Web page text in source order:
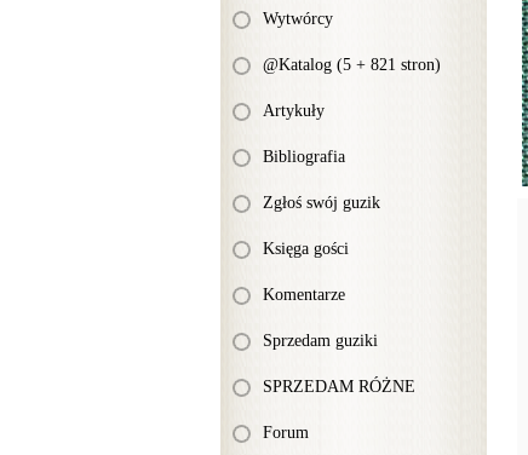
Wytwórcy
@Katalog (5 + 821 stron)
Artykuły
Bibliografia
Zgłoś swój guzik
Księga gości
Komentarze
Sprzedam guziki
SPRZEDAM RÓŻNE
Forum